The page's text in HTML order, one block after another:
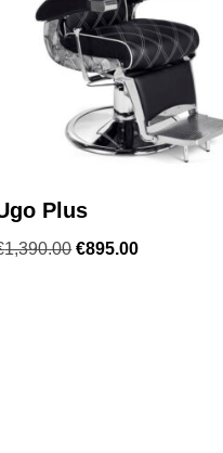
Plus
1,390.00 €895.00